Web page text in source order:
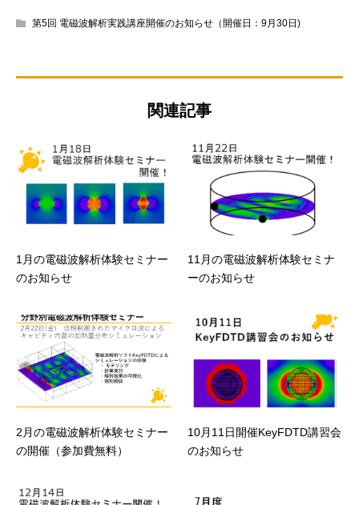
第5回 電磁波解析実践講座開催のお知らせ（開催日：9月30日)
関連記事
1月の電磁波解析体験セミナー
のお知らせ
11月の電磁波解析体験セミナ
ーのお知らせ
2月の電磁波解析体験セミナー
の開催（参加費無料）
10月11日開催KeyFDTD講習会
のお知らせ